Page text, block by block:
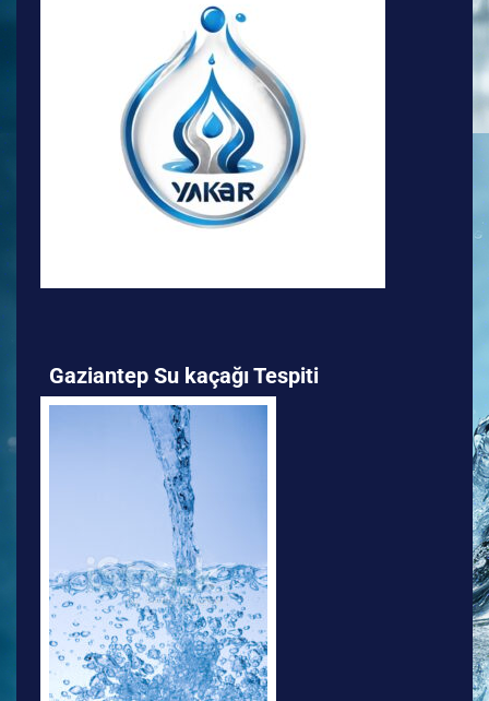
Gaziantep Su kaçağı Tespiti